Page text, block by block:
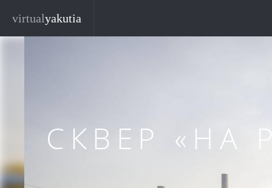
virtualyakutia
СКВЕР «НА